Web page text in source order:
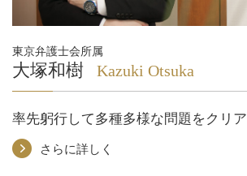
東京弁護士会所属
大塚和樹 Kazuki Otsuka
率先躬行して多種多様な問題をクリア
さらに詳しく